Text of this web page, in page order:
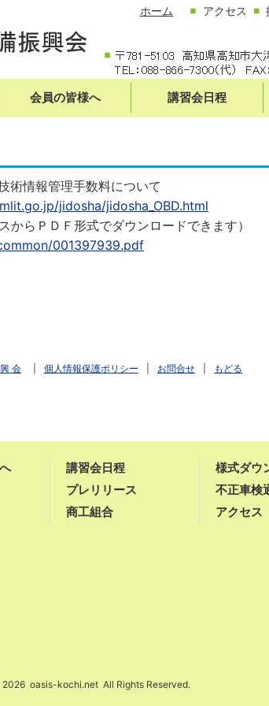
アクセス
ホーム
会員の皆様へ 講習会日程
術情報管理手数料について
jidosha/jidosha_OBD.html
らＰＤＦ形式でダウンロードできます）
001397939.pdf
会 個人情報保護ポリシー お問合せ もどる
講習会日程
プレリリース
商工組合
様式ダウ
不正車検
アクセス
2026 oasis-kochi.net All Rights Reserved.